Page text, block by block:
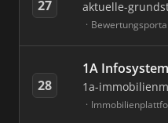
27 aktuelle-
Bewertungsportal
28
1A
1a-